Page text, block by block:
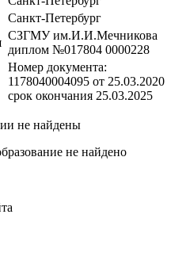
Санкт-Петербург
СЗГМУ им.И.И.Мечникова
диплом №017804 0000228
Номер документа:
1178040004095 от 25.03.2020
срок окончания 25.03.2025
не найдены
не найдено